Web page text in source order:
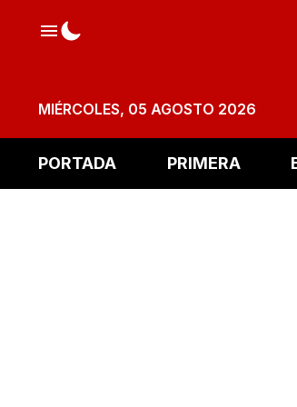
MIÉRCOLES, 05 AGOSTO 2026
PORTADA PRIMERA